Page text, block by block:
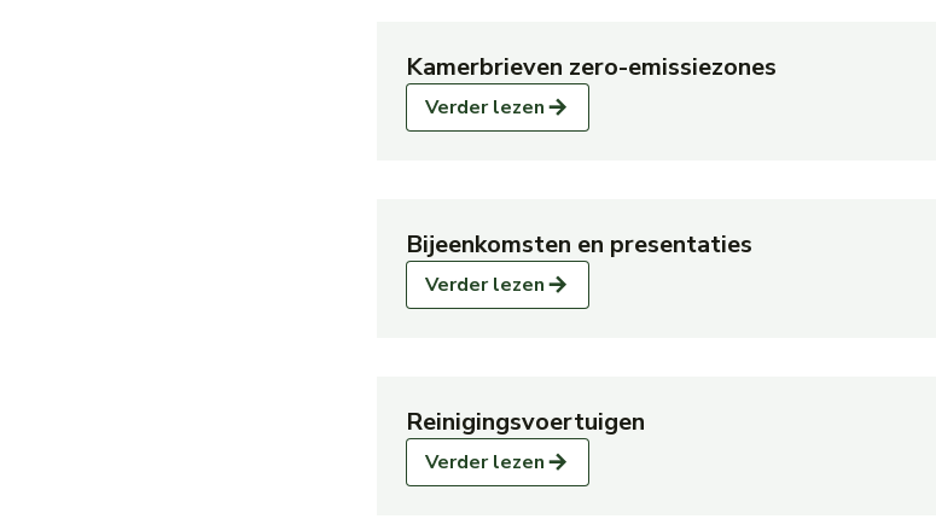
Kamerbrieven zero-emissiezones
Verder lezenover Kamerbrieven zero-emissiezones
Bijeenkomsten en presentaties
Verder lezenover Bijeenkomsten en presentaties
Reinigingsvoertuigen
Verder lezenover Reinigingsvoertuigen